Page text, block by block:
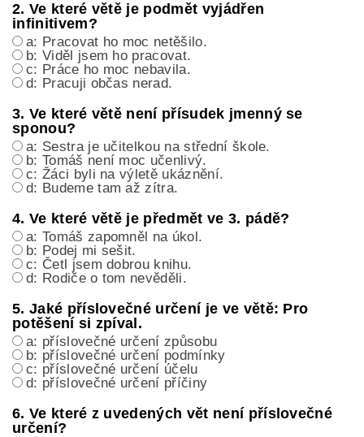
2. Ve které větě je podmět vyjádřen
infinitivem?
a: Pracovat ho moc netěšilo.
b: Viděl jsem ho pracovat.
c: Práce ho moc nebavila.
d: Pracuji občas nerad.
3. Ve které větě není přísudek jmenný se
sponou?
a: Sestra je učitelkou na střední škole.
b: Tomáš není moc učenlivý.
c: Žáci byli na výletě ukáznění.
d: Budeme tam až zítra.
4. Ve které větě je předmět ve 3. pádě?
a: Tomáš zapomněl na úkol.
b: Podej mi sešit.
c: Četl jsem dobrou knihu.
d: Rodiče o tom nevěděli.
5. Jaké příslovečné určení je ve větě: Pro
potěšení si zpíval.
a: příslovečné určení způsobu
b: příslovečné určení podmínky
c: příslovečné určení účelu
d: příslovečné určení příčiny
6. Ve které z uvedených vět není příslovečné
určení?